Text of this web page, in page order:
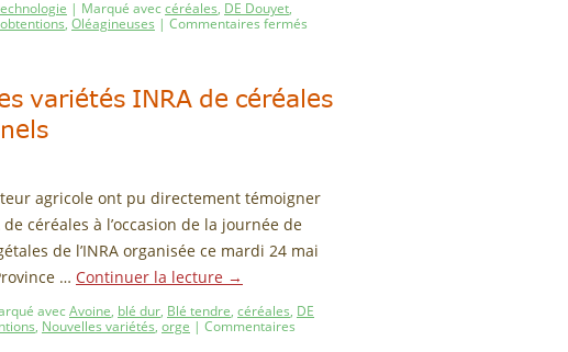
| Marqué avec céréales, DE Douyet,
, Oléagineuses | Commentaires fermés
variétés INRA de céréales
agricole ont pu directement témoigner
céréales à l’occasion de la journée de
de l’INRA organisée ce mardi 24 mai
… Continuer la lecture →
avec Avoine, blé dur, Blé tendre, céréales, DE
, Nouvelles variétés, orge | Commentaires